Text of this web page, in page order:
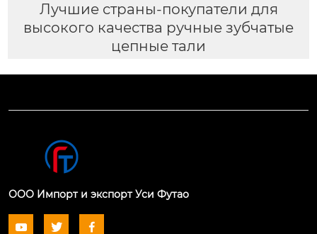
Лучшие страны-покупатели для
высокого качества ручные зубчатые
цепные тали
ООО Импорт и экспорт Уси Футао
  